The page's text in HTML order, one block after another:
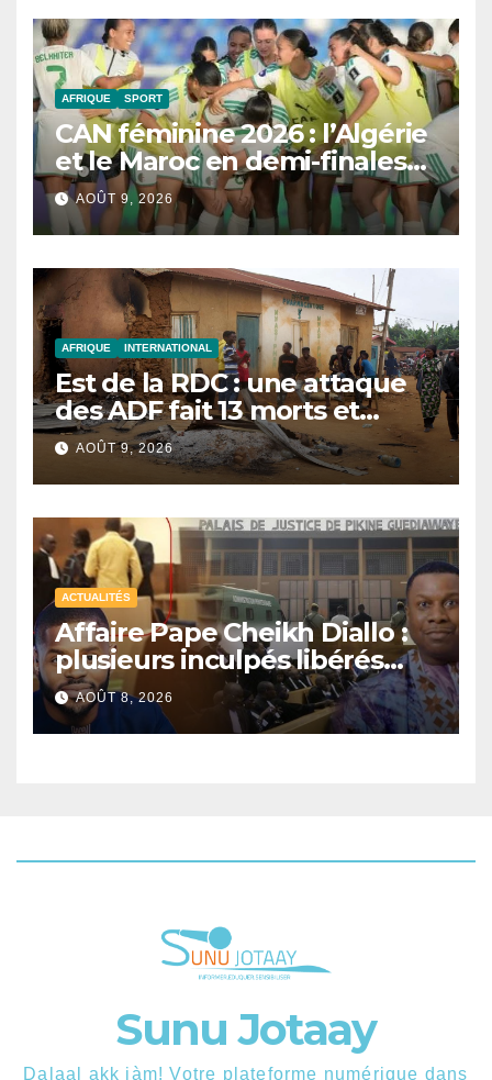
AFRIQUE SPORT
CAN féminine 2026 : l’Algérie
et le Maroc en demi-finales
et au Mondial 2027
AOÛT 9, 2026
AFRIQUE INTERNATIONAL
Est de la RDC : une attaque
des ADF fait 13 morts et
réduit un village en cendres
AOÛT 9, 2026
ACTUALITÉS
Affaire Pape Cheikh Diallo :
plusieurs inculpés libérés
après un non-lieu partiel
AOÛT 8, 2026
Sunu Jotaay
Dalaal akk jàm! Votre plateforme numérique dans